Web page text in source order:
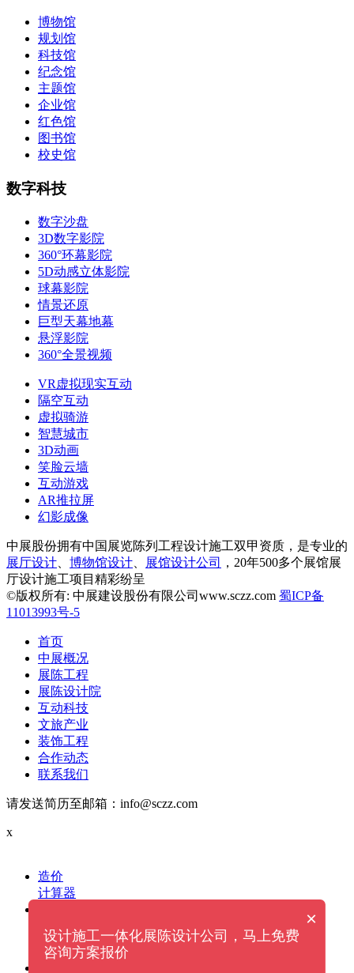
博物馆
规划馆
科技馆
纪念馆
主题馆
企业馆
红色馆
图书馆
校史馆
数字科技
数字沙盘
3D数字影院
360°环幕影院
5D动感立体影院
球幕影院
情景还原
巨型天幕地幕
悬浮影院
360°全景视频
VR虚拟现实互动
隔空互动
虚拟骑游
智慧城市
3D动画
笑脸云墙
互动游戏
AR推拉屏
幻影成像
中展股份拥有中国展览陈列工程设计施工双甲资质，是专业的
展厅设计
博物馆设计 展馆设计公司
，20年500多个展馆展
厅设计施工项目精彩纷呈
©版权所有: 中展建设股份有限公司www.sczz.com 蜀ICP备
11013993号-5
首页
中展概况
展陈工程
展陈设计院
互动科技
文旅产业
装饰工程
合作动态
联系我们
请发送简历至邮箱：info@sczz.com
x
造价
计算器
给我们拨打电话13060000870
×
设计施工一体化展陈设计公司，马上免费
咨询方案报价